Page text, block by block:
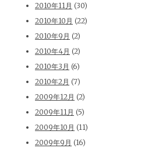
2010年11月 (30)
2010年10月 (22)
2010年9月 (2)
2010年4月 (2)
2010年3月 (6)
2010年2月 (7)
2009年12月 (2)
2009年11月 (5)
2009年10月 (11)
2009年9月 (16)